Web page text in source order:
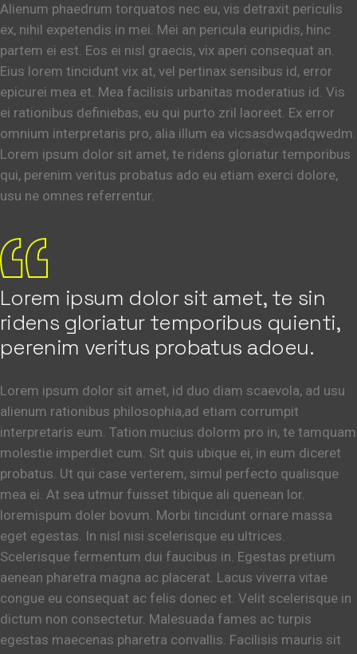
Alienum phaedrum torquatos nec eu, vis detraxit periculis
ex, nihil expetendis in mei. Mei an pericula euripidis, hinc
partem ei est. Eos ei nisl graecis, vix aperi consequat an.
Eius lorem tincidunt vix at, vel pertinax sensibus id, error
epicurei mea et. Mea facilisis urbanitas moderatius id. Vis
ei rationibus definiebas, eu qui purto zril laoreet. Ex error
omnium interpretaris pro, alia illum ea vicsasdwqadqwedm.
Lorem ipsum dolor sit amet, te ridens gloriatur temporibus
qui, perenim veritus probatus ado eu etiam exerci dolore,
usu ne omnes referrentur.
Lorem ipsum dolor sit amet, te sin
ridens gloriatur temporibus quienti,
perenim veritus probatus adoeu.
Lorem ipsum dolor sit amet, id duo diam scaevola, ad usu
alienum rationibus philosophia,ad etiam corrumpit
interpretaris eum. Tation mucius dolorm pro in, te tamquam
molestie imperdiet cum. Sit quis ubique ei, in eum diceret
probatus. Ut qui case verterem, simul perfecto qualisque
mea ei. At sea utmur fuisset tibique ali quenean lor.
loremispum doler bovum. Morbi tincidunt ornare massa
eget egestas. In nisl nisi scelerisque eu ultrices.
Scelerisque fermentum dui faucibus in. Egestas pretium
aenean pharetra magna ac placerat. Lacus viverra vitae
congue eu consequat ac felis donec et. Velit scelerisque in
dictum non consectetur. Malesuada fames ac turpis
egestas maecenas pharetra convallis. Facilisis mauris sit